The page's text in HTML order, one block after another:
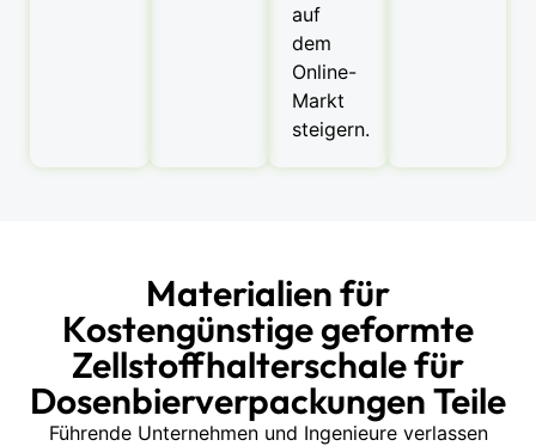
auf
dem
Online-
Markt
steigern.
Materialien für
Kostengünstige geformte
Zellstoffhalterschale für
Dosenbierverpackungen Teile
Führende Unternehmen und Ingenieure verlassen